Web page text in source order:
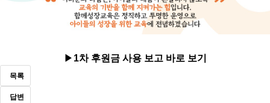
▶ 1차 후원금 사용 보고 바로 보기
목록
답변